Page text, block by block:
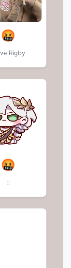
🤬
Rigby
🤬
::